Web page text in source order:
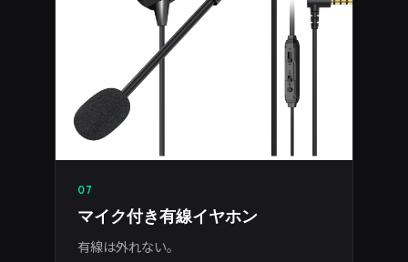
07
マイク付き有線イヤホン
有線は外れない。